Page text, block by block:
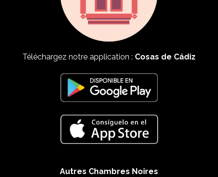
Téléchargez notre application : Cosas de Cádiz
Autres Chambres Noires